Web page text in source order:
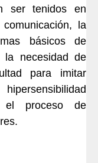
ser tenidos en
la
básicos de
la necesidad de
para imitar
el proceso de